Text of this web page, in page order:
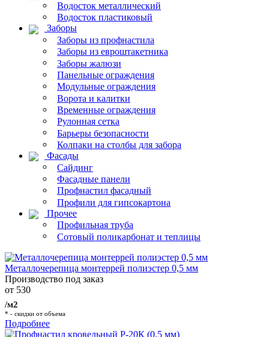
Водосток металлический
Водосток пластиковый
Заборы
Заборы из профнастила
Заборы из евроштакетника
Заборы жалюзи
Панельные ограждения
Модульные ограждения
Ворота и калитки
Временные ограждения
Рулонная сетка
Барьеры безопасности
Колпаки на столбы для забора
Фасады
Сайдинг
Фасадные панели
Профнастил фасадный
Профили для гипсокартона
Прочее
Профильная труба
Сотовый поликарбонат и теплицы
Металлочерепица монтеррей полиэстер 0,5 мм
Производство под заказ
от 530
/м2
* - скидки от объема
Подробнее